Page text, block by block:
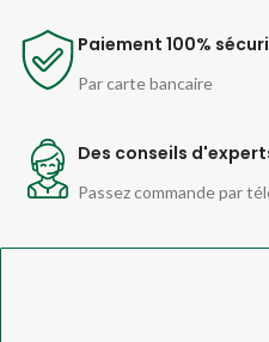
Paiement 100%
Par carte bancaire
Des conseils
Passez commande par